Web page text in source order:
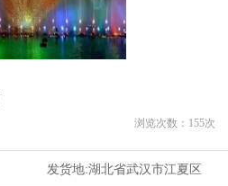
浏览次数： 155次
发货地:湖北省武汉市江夏区